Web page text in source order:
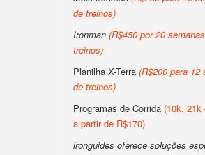
de treinos)
Ironman (R$450 por 20
treinos)
Planilha X-Terra (R$200 para 12
de treinos)
Programas de Corrida (10k, 21k
a partir de R$170)
ironguides oferece soluções